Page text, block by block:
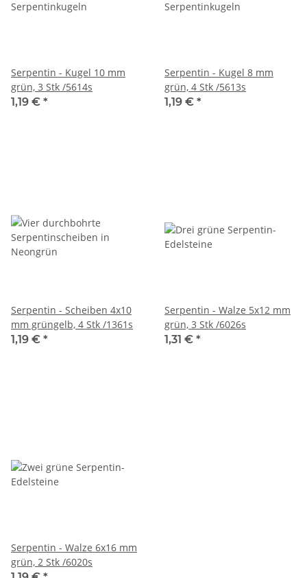
Serpentin - Kugel 10 mm
grün, 3 Stk /5614s
1,19 € *
Serpentin - Kugel 8 mm
grün, 4 Stk /5613s
1,19 € *
Serpentin - Scheiben 4x10
mm grüngelb, 4 Stk /1361s
1,19 € *
Serpentin - Walze 5x12 mm
grün, 3 Stk /6026s
1,31 € *
Serpentin - Walze 6x16 mm
grün, 2 Stk /6020s